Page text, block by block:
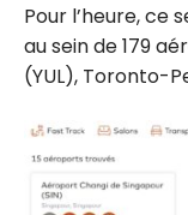
Pour l’heure, ce
au sein de 179
(YUL), Toronto-